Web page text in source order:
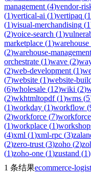
management (4)vendor-
(1)vertical-ai (1)vertipaq (1
(1)visual-merchandising (1
(2)voice-search (1)
marketplace (1)warehouse
(2)warehouse-management
orchestrate (1)wave (2)
(2)web-development (1)
(7)website (1)website-
(6)wholesale (12)wiki (2)
(2)wkhtmltopdf(1)wms (5
(1)workday (1)workflow (
(2)workforce (7)
(1)workplace (1)
(4)xml (1)xml-rpc (3)
(2)zero-trust (3)zoho (2)
(1)zoho-one (1)zustand (1)
1 条结果ecommerce-